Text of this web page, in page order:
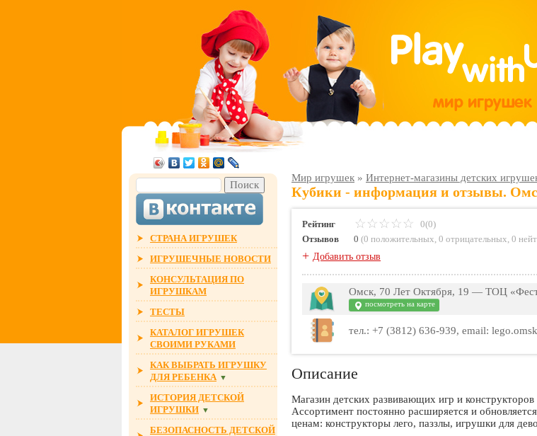
СТРАНА ИГРУШЕК
ИГРУШЕЧНЫЕ НОВОСТИ
КОНСУЛЬТАЦИЯ ПО
ИГРУШКАМ
ТЕСТЫ
КАТАЛОГ ИГРУШЕК
СВОИМИ РУКАМИ
КАК ВЫБРАТЬ ИГРУШКУ
ДЛЯ РЕБЕНКА ▼
ИСТОРИЯ ДЕТСКОЙ
ИГРУШКИ ▼
БЕЗОПАСНОСТЬ ДЕТСКОЙ
Мир игрушек » Интернет-магазины детских
Кубики - информация и отзывы.
Рейтинг
0(0)
Отзывов
0 (0 положительных, 0 отрицательных, 0
+ Добавить отзыв
Омск, 70 Лет Октября, 19 — ТОЦ
посмотреть на карте
тел.: +7 (3812) 636-939, email:
Описание
Магазин детcких развивающих игр и
Ассортимент постоянно расширяется и
ценам: конструкторы лего, паззлы, игрушки для